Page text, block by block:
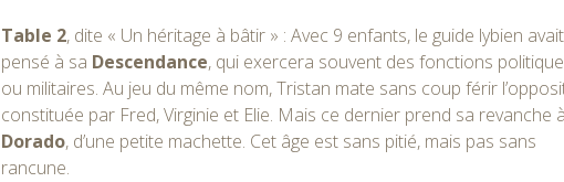
Table 2, dite « Un héritage à bâtir » : Avec 9 enfants, le guide lybien avait
pensé à sa Descendance, qui exercera souvent des fonctions
ou militaires. Au jeu du même nom, Tristan mate sans coup férir
constituée par Fred, Virginie et Elie. Mais ce dernier prend sa revanche à
Dorado, d’une petite machette. Cet âge est sans pitié, mais pas sans
rancune.